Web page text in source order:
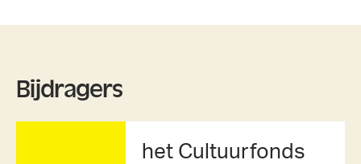
Bijdragers
het Cultuurfonds